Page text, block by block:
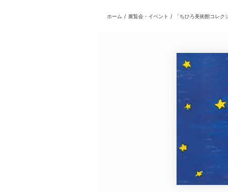
ホーム / 展覧会・イベント / 「ちひろ美術館コレク